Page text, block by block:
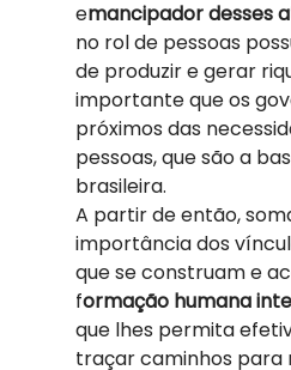
emancipador desses
no rol de pessoas
de produzir e gerar
importante que os
próximos das
pessoas, que são a
brasileira.
A partir de então,
importância dos
que se construam e
formação humana
que lhes permita
traçar caminhos para